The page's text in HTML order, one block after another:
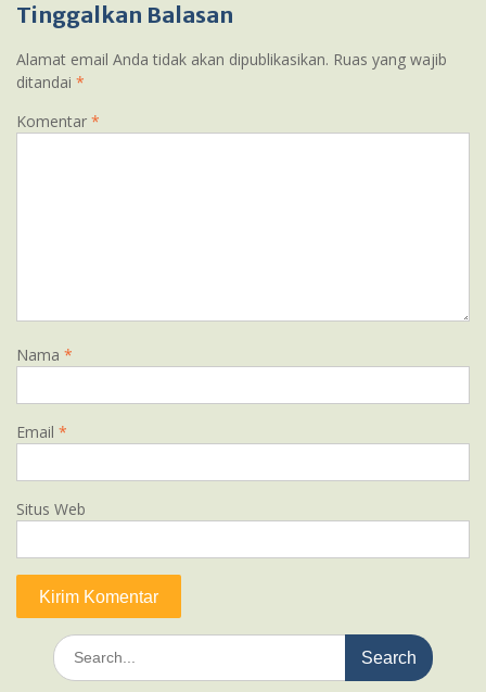
Tinggalkan Balasan
Alamat email Anda tidak akan dipublikasikan. Ruas yang wajib
ditandai *
Komentar *
Nama *
Email *
Situs Web
Search
for: